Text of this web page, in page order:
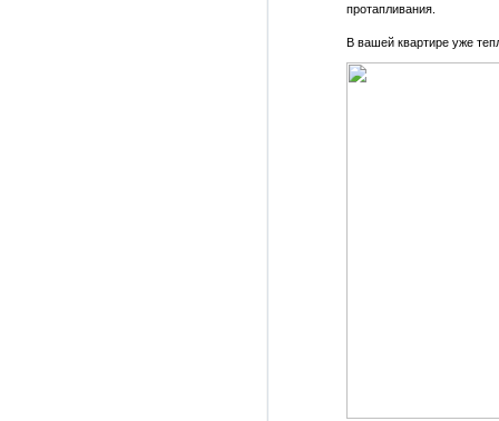
протапливания.
В вашей квартире уже